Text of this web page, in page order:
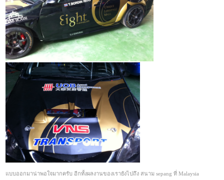
แบบออกมาน่าพอใจมากครับ อีกทั้งผลงานของเรายังไปถึง สนาม sepang ที่ Malaysia